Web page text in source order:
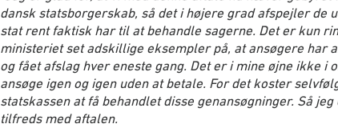
dansk statsborgerskab, så det i højere grad afspejler de
stat rent faktisk har til at behandle sagerne. Det er kun
ministeriet set adskillige eksempler på, at ansøgere har
og fået afslag hver eneste gang. Det er i mine øjne ikke i
ansøge igen og igen uden at betale. For det koster
statskassen at få behandlet disse genansøgninger. Så
tilfreds med aftalen.